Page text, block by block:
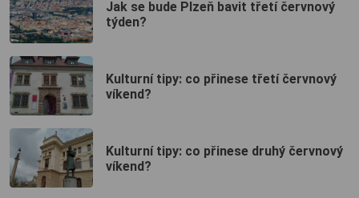
Jak se bude Plzeň bavit třetí červnový
týden?
Kulturní tipy: co přinese třetí červnový
víkend?
Kulturní tipy: co přinese druhý červnový
víkend?